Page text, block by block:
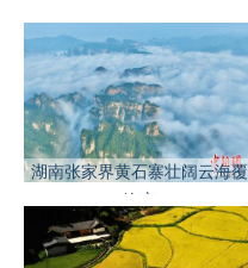
湖南张家界黄石寨壮阔云海覆